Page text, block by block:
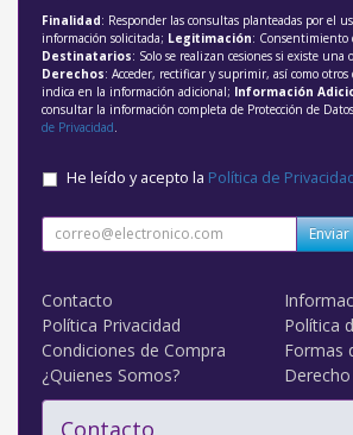
Finalidad: Responder las consultas planteadas por el
información solicitada; Legitimación: Consentimiento
Destinatarios: Solo se realizan cesiones si existe una
Derechos: Acceder, rectificar y suprimir, así como otros
indica en la información adicional; Información
consultar la información completa de Protección de
de Privacidad
He leído y acepto la Política de
Enviar
Contacto
Política Privacidad
Política
Condiciones de Compra
Formas
¿Quienes Somos?
Contacto